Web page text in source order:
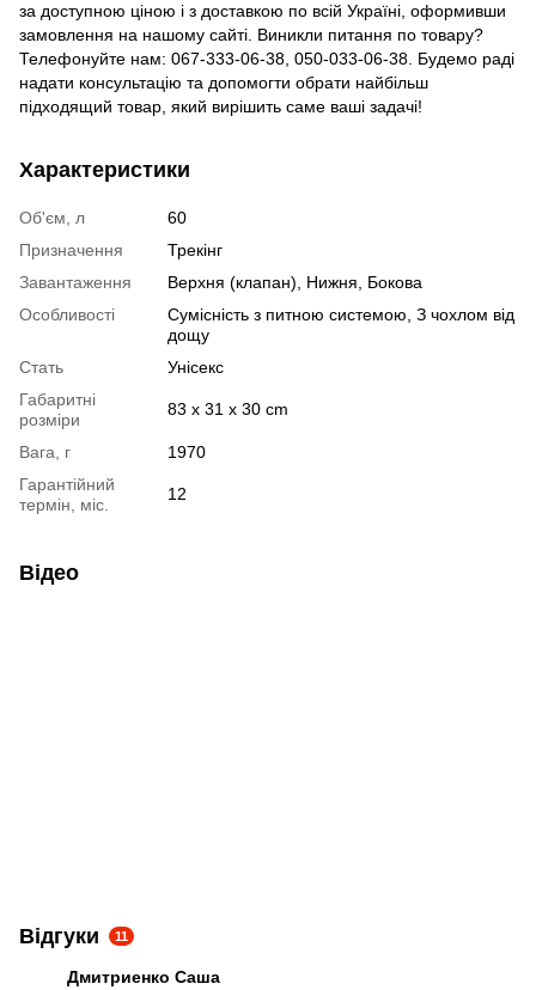
за доступною ціною і з доставкою по всій Україні, оформивши
замовлення на нашому сайті. Виникли питання по товару?
Телефонуйте нам: 067-333-06-38, 050-033-06-38. Будемо раді
надати консультацію та допомогти обрати найбільш
підходящий товар, який вирішить саме ваші задачі!
Характеристики
Об'єм, л
60
Призначення
Трекінг
Завантаження
Верхня (клапан), Нижня, Бокова
Особливості
Сумісність з питною системою, З чохлом від
дощу
Стать
Унісекс
Габаритні
розміри
83 x 31 x 30 cm
Вага, г
1970
Гарантійний
термін, міс.
12
Відео
Відгуки 11
Дмитриенко Саша